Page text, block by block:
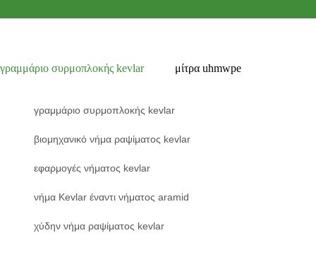
γραμμάριο συρμοπλοκής kevlar μίτρα uhmwpe
γραμμάριο συρμοπλοκής kevlar
βιομηχανικό νήμα ραψίματος kevlar
εφαρμογές νήματος kevlar
νήμα Kevlar έναντι νήματος aramid
χύδην νήμα ραψίματος kevlar